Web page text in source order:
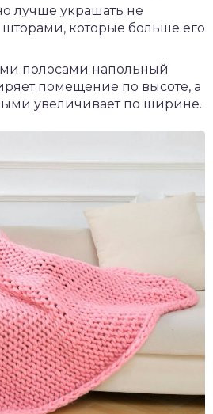
лучше украшать не
которые больше его
полосами напольный
помещение по высоте, а
увеличивает по ширине.